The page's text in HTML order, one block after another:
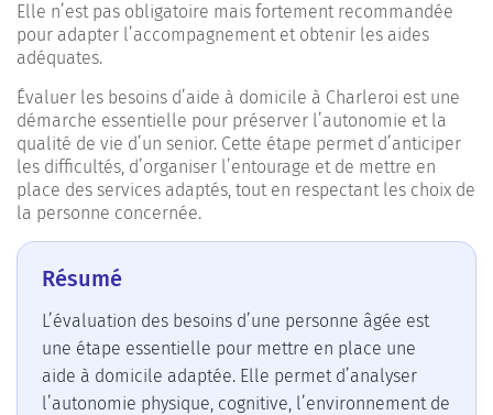
Elle n’est pas obligatoire mais fortement recommandée
pour adapter l’accompagnement et obtenir les aides
adéquates.
Évaluer les besoins d’aide à domicile à Charleroi est une
démarche essentielle pour préserver l’autonomie et la
qualité de vie d’un senior. Cette étape permet d’anticiper
les difficultés, d’organiser l’entourage et de mettre en
place des services adaptés, tout en respectant les choix de
la personne concernée.
Résumé
L’évaluation des besoins d’une personne âgée est
une étape essentielle pour mettre en place une
aide à domicile adaptée. Elle permet d’analyser
l’autonomie physique, cognitive, l’environnement de